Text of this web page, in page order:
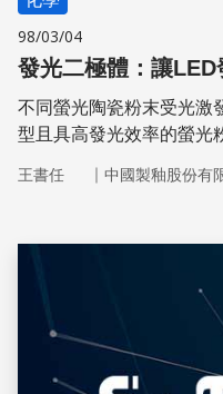
98/03/04
發光二極體：讓
不同螢光陶瓷粉末受光激
型且具高發光效率的螢光
王書任 ｜ 中國製釉股份有